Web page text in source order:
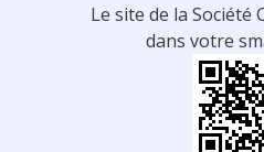
Le site de la Société
dans votre